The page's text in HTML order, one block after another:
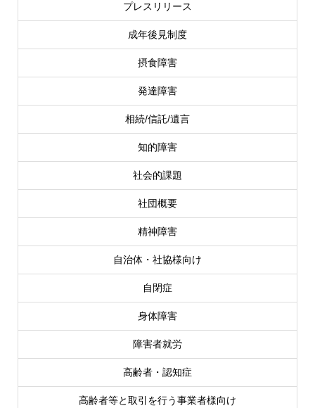
プレスリリース
成年後見制度
摂食障害
発達障害
相続/信託/遺言
知的障害
社会的課題
社団概要
精神障害
自治体・社協様向け
自閉症
身体障害
障害者就労
高齢者・認知症
高齢者等と取引を行う事業者様向け